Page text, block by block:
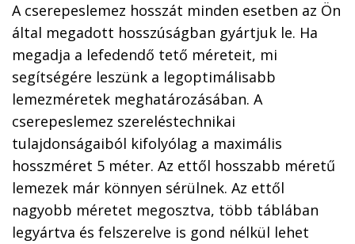
A cserepeslemez hosszát minden esetben az Ön
által megadott hosszúságban gyártjuk le. Ha
megadja a lefedendő tető méreteit, mi
segítségére leszünk a legoptimálisabb
lemezméretek meghatározásában. A
cserepeslemez szereléstechnikai
tulajdonságaiból kifolyólag a maximális
hosszméret 5 méter. Az ettől hosszabb méretű
lemezek már könnyen sérülnek. Az ettől
nagyobb méretet megosztva, több táblában
legyártva és felszerelve is gond nélkül lehet